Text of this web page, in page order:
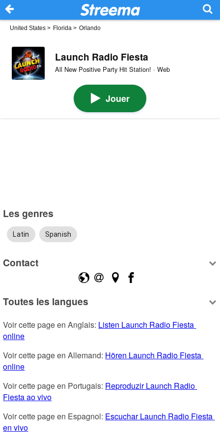
United States > Florida > Orlando
Launch Radio Fiesta
All New Positive Party Hit Station! · Web
Jouer
Les genres
Latin Spanish
Contact
Toutes les langues
Voir cette page en Anglais: Listen Launch Radio Fiesta
online
Voir cette page en Allemand: Hören Launch Radio Fiesta
online
Voir cette page en Portugais: Reproduzir Launch Radio
Fiesta ao vivo
Voir cette page en Espagnol: Escuchar Launch Radio Fiesta
en vivo